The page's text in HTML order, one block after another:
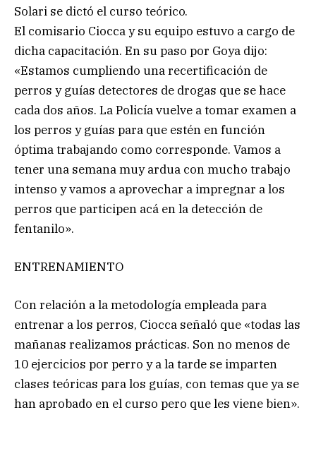
Solari se dictó el curso teórico.
El comisario Ciocca y su equipo estuvo a cargo de
dicha capacitación. En su paso por Goya dijo:
«Estamos cumpliendo una recertificación de
perros y guías detectores de drogas que se hace
cada dos años. La Policía vuelve a tomar examen a
los perros y guías para que estén en función
óptima trabajando como corresponde. Vamos a
tener una semana muy ardua con mucho trabajo
intenso y vamos a aprovechar a impregnar a los
perros que participen acá en la detección de
fentanilo».
ENTRENAMIENTO
Con relación a la metodología empleada para
entrenar a los perros, Ciocca señaló que «todas las
mañanas realizamos prácticas. Son no menos de
10 ejercicios por perro y a la tarde se imparten
clases teóricas para los guías, con temas que ya se
han aprobado en el curso pero que les viene bien».